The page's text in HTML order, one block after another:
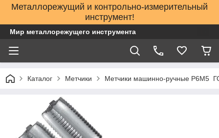
Металлорежущий и контрольно-измерительный
инструмент!
Мир металлорежущего инструмента
Каталог Метчики Метчики машинно-ручные Р6М5